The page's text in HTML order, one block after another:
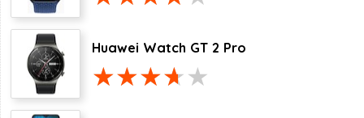
Huawei Watch GT 2 Pro